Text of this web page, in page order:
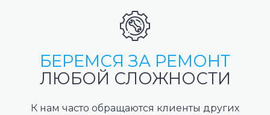
БЕРЕМСЯ ЗА РЕМОНТ
ЛЮБОЙ СЛОЖНОСТИ
К нам часто обращаются клиенты других